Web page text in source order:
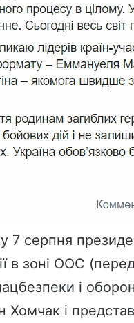
7 серпня
в зоні ООС (
і
Хомчак і